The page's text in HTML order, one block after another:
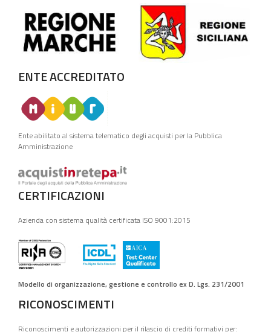
ENTE ACCREDITATO
Ente abilitato al sistema telematico degli acquisti per la Pubblica
Amministrazione
CERTIFICAZIONI
Azienda con sistema qualità certificata ISO 9001:2015
Modello di organizzazione, gestione e controllo ex D. Lgs. 231/2001
RICONOSCIMENTI
Riconoscimenti e autorizzazioni per il rilascio di crediti formativi per: